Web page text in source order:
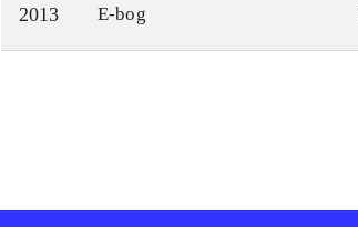
2013 E-bog